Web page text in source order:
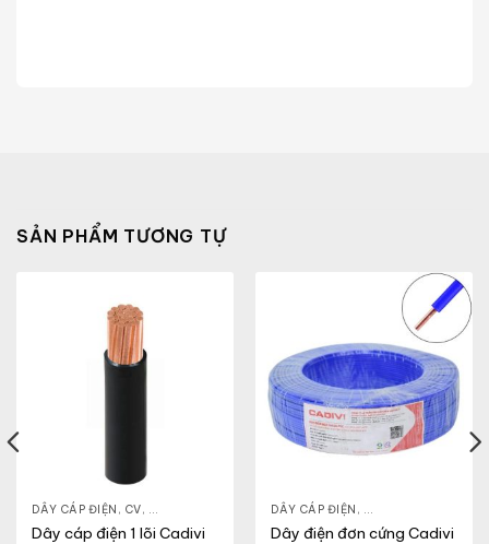
SẢN PHẨM TƯƠNG TỰ
DÂY CÁP ĐIỆN , CV, DÂY ĐIỆN DÂN DỤNG
Dây cáp điện 1 lõi Cadivi
DÂY CÁP ĐIỆN , DÂY ĐIỆN DÂN
Dây điện đơn cứng Cadivi